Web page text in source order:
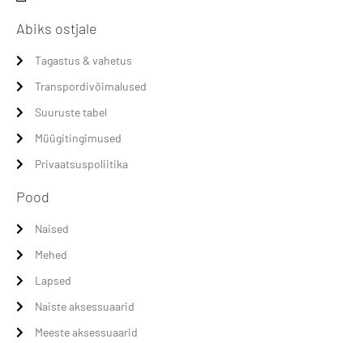
Abiks ostjale
Tagastus & vahetus
Transpordivõimalused
Suuruste tabel
Müügitingimused
Privaatsuspoliitika
Pood
Naised
Mehed
Lapsed
Naiste aksessuaarid
Meeste aksessuaarid